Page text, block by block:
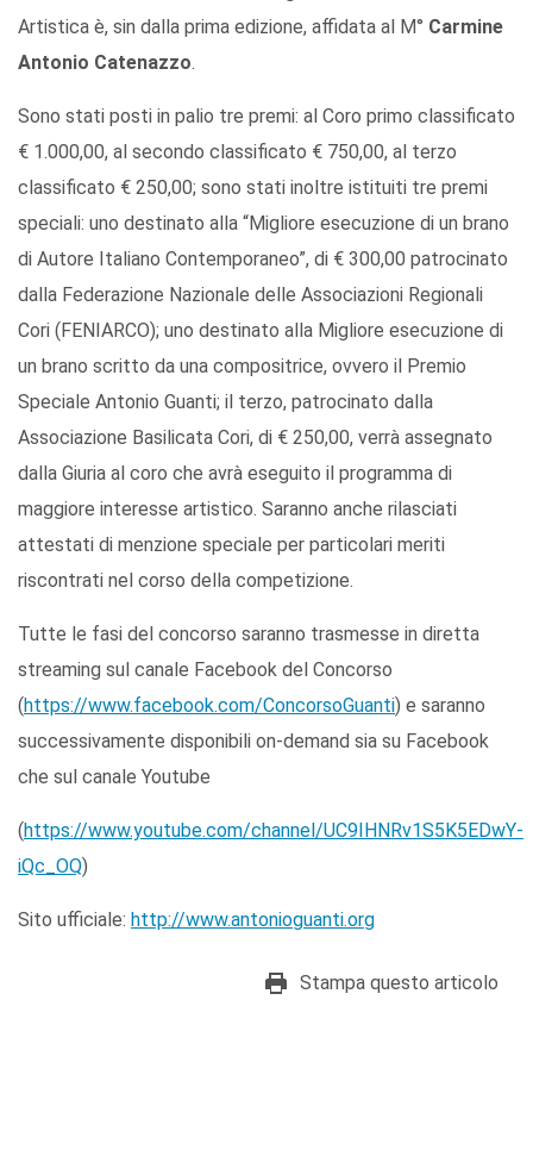
Artistica è, sin dalla prima edizione, affidata al M° Carmine
Antonio Catenazzo.
Sono stati posti in palio tre premi: al Coro primo classificato
€ 1.000,00, al secondo classificato € 750,00, al terzo
classificato € 250,00; sono stati inoltre istituiti tre premi
speciali: uno destinato alla “Migliore esecuzione di un brano
di Autore Italiano Contemporaneo”, di € 300,00 patrocinato
dalla Federazione Nazionale delle Associazioni Regionali
Cori (FENIARCO); uno destinato alla Migliore esecuzione di
un brano scritto da una compositrice, ovvero il Premio
Speciale Antonio Guanti; il terzo, patrocinato dalla
Associazione Basilicata Cori, di € 250,00, verrà assegnato
dalla Giuria al coro che avrà eseguito il programma di
maggiore interesse artistico. Saranno anche rilasciati
attestati di menzione speciale per particolari meriti
riscontrati nel corso della competizione.
Tutte le fasi del concorso saranno trasmesse in diretta
streaming sul canale Facebook del Concorso
(https://www.facebook.com/ConcorsoGuanti) e saranno
successivamente disponibili on-demand sia su Facebook
che sul canale Youtube
(https://www.youtube.com/channel/UC9IHNRv1S5K5EDwY-
iQc_OQ)
Sito ufficiale: http://www.antonioguanti.org
Stampa questo articolo